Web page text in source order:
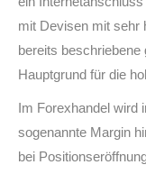
mit Devisen mit sehr
bereits beschriebene
Hauptgrund für die
Im Forexhandel wird
sogenannte Margin
bei